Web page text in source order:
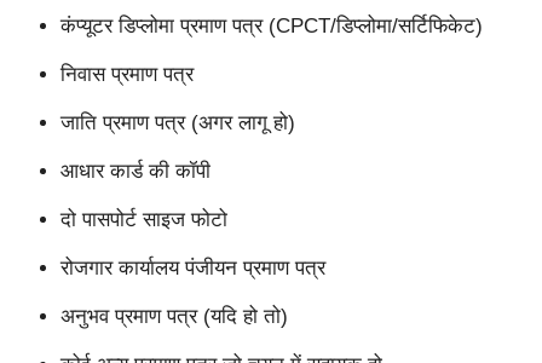
कंप्यूटर डिप्लोमा प्रमाण पत्र (CPCT/डिप्लोमा/सर्टिफिकेट)
निवास प्रमाण पत्र
जाति प्रमाण पत्र (अगर लागू हो)
आधार कार्ड की कॉपी
दो पासपोर्ट साइज फोटो
रोजगार कार्यालय पंजीयन प्रमाण पत्र
अनुभव प्रमाण पत्र (यदि हो तो)